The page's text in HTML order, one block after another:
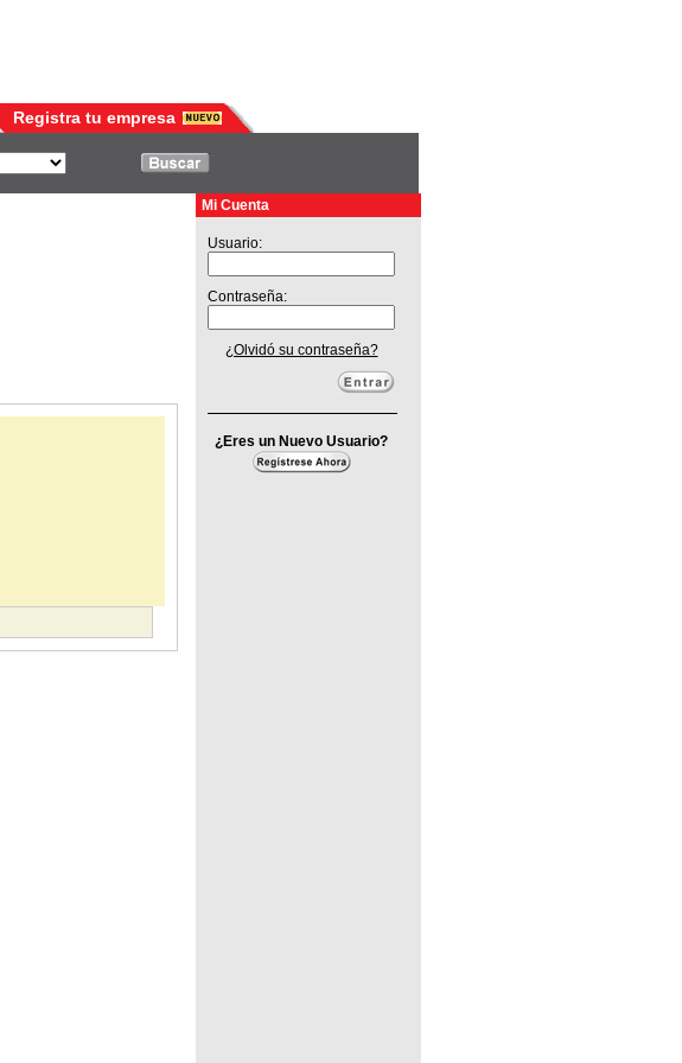
Registra tu empresa
Mi Cuenta
Usuario:
Contraseña:
¿Olvidó su contraseña?
¿Eres un Nuevo Usuario?